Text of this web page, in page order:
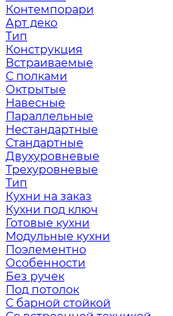
Контемпорари
Арт деко
Тип
Конструкция
Встраиваемые
С полками
Октрытые
Навесные
Параллельные
Нестандартные
Стандартные
Двухуровневые
Трехуровневые
Тип
Кухни на заказ
Кухни под ключ
Готовые кухни
Модульные кухни
Поэлементно
Особенности
Без ручек
Под потолок
С барной стойкой